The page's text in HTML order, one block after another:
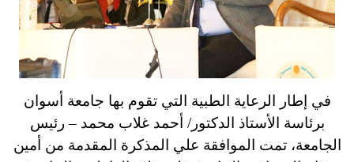
في إطار الرعاية الطبية التي تقوم بها جامعة أسوان
برئاسة الأستاذ الدكتور/ أحمد غلاب محمد – رئيس
الجامعة، تمت الموافقة علي المذكرة المقدمة من أمين